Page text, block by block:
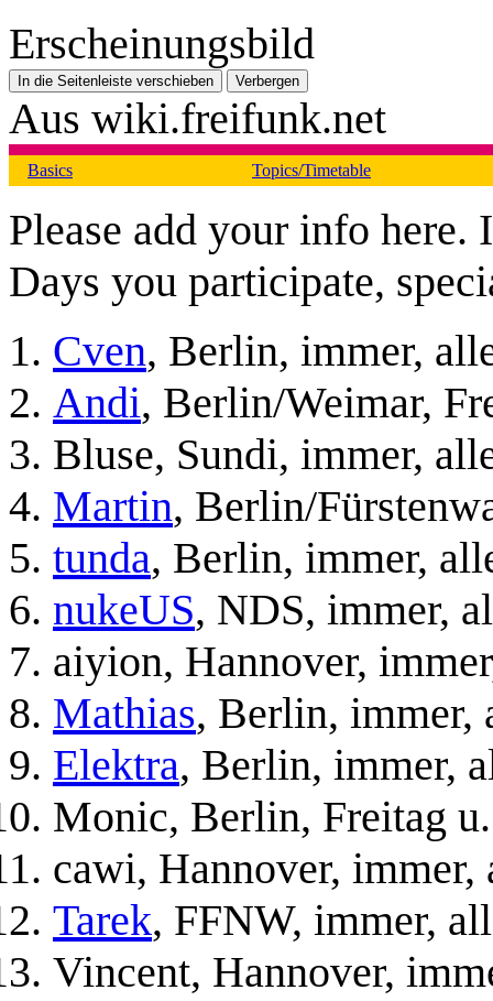
Erscheinungsbild
In die Seitenleiste verschieben Verbergen
Aus wiki.freifunk.net
Basics Topics/Timetable
Please add your info
Days you participate,
Cven, Berlin, immer,
Andi, Berlin/Weimar,
Bluse, Sundi, immer,
Martin, Berlin/
tunda, Berlin, immer,
nukeUS, NDS, immer,
aiyion, Hannover,
Mathias, Berlin, immer,
Elektra, Berlin, immer,
Monic, Berlin, Freitag
cawi, Hannover, immer,
Tarek, FFNW, immer,
Vincent, Hannover,